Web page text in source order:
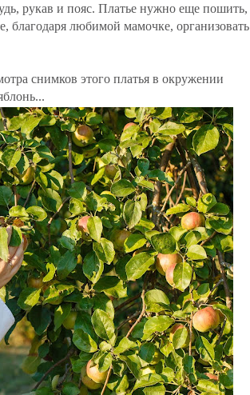
рукав и пояс. Платье нужно еще пошить,
благодаря любимой мамочке, организовать
снимков этого платья в окружении